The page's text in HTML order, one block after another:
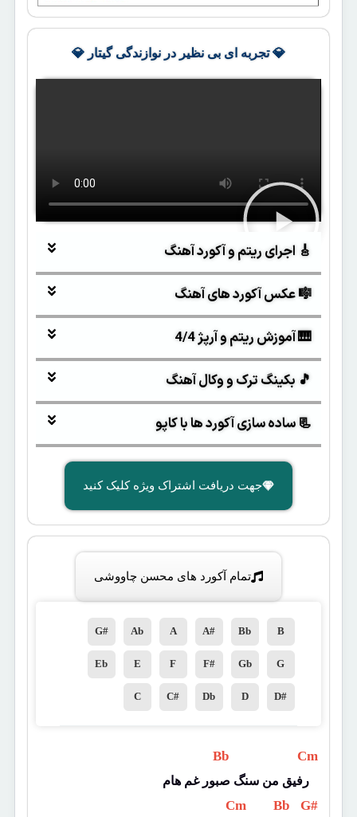
💎 تجربه ای بی نظیر در نوازندگی گیتار 💎
🎸 اجرای ریتم و آکورد آهنگ
🎼 عکس آکورد های آهنگ
🎹 آموزش ریتم و آرپژ 4/4
🎵 بکینگ ترک و وکال آهنگ
📃 ساده سازی آکورد ها با کاپو
جهت دریافت اشتراک ویژه کلیک کنید
تمام آکورد های محسن چاووشی
B
Bb
A#
A
Ab
G#
G
Gb
F#
F
E
Eb
D#
D
Db
C#
C
Bb Cm
رفیق من سنگ صبور غم هام
Cm Bb G#